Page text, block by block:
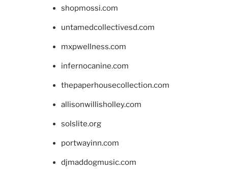
shopmossi.com
untamedcollectivesd.com
mxpwellness.com
infernocanine.com
thepaperhousecollection.com
allisonwillisholley.com
solslite.org
portwayinn.com
djmaddogmusic.com